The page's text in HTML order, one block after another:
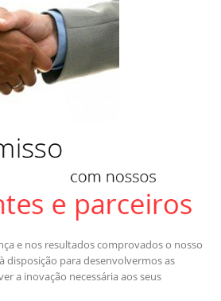
e nos resultados comprovados o nosso
disposição para desenvolvermos as
a inovação necessária aos seus